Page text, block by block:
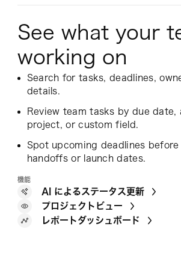
See what your
working on
Search for tasks, deadlines,
details.
Review team tasks by due date,
project, or custom field.
Spot upcoming deadlines
handoffs or launch dates.
機能
AI によるステータス更新
プロジェクトビュー
レポートダッシュボード